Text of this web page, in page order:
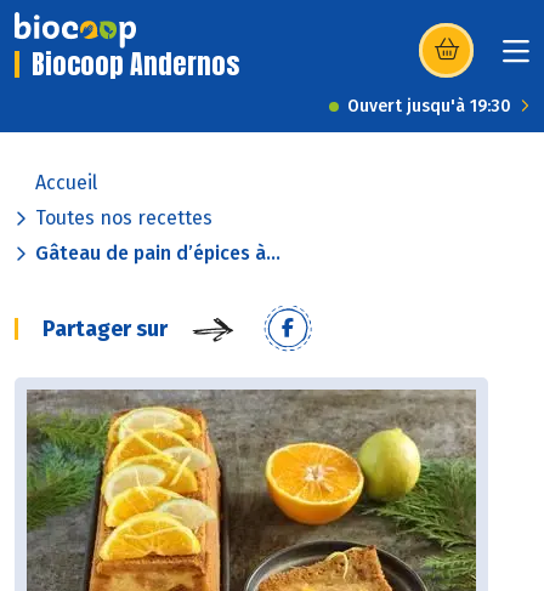
Biocoop Andernos (s’ouvre dans
Ouvert jusqu'à 19:30
Accueil
Toutes nos recettes
Gâteau de pain d’épices à...
Partager sur